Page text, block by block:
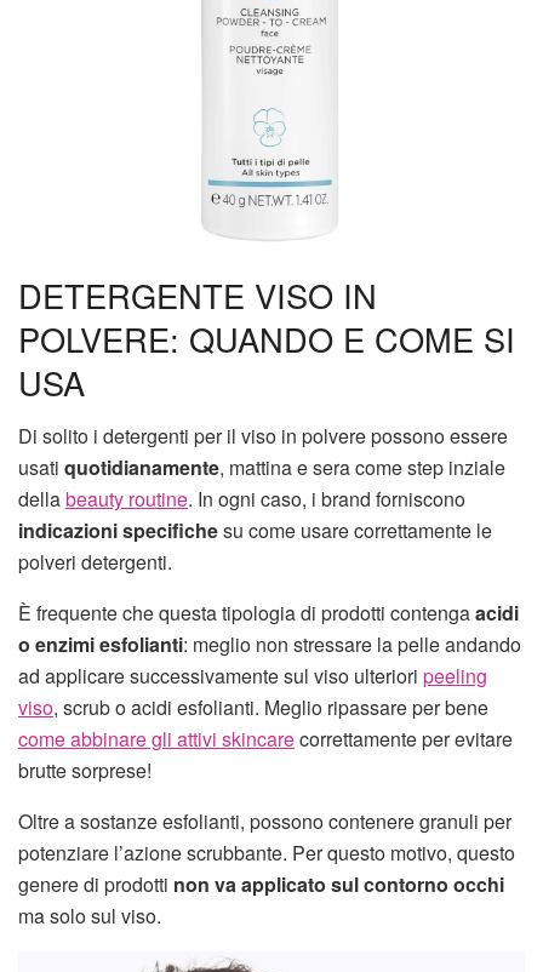
DETERGENTE VISO IN
POLVERE: QUANDO E COME SI
USA
Di solito i detergenti per il viso in polvere possono essere
usati quotidianamente, mattina e sera come step inziale
dellabeauty routine. In ogni caso, i brand forniscono
indicazioni specifichesu come usare correttamente le
polveri detergenti.
È frequente che questa tipologia di prodotti contengaacidi
o enzimi esfolianti: meglio non stressare la pelle andando
ad applicare successivamente sul viso ulteriori peeling
viso, scrub o acidi esfolianti. Meglio ripassare per bene
come abbinare gli attivi skincarecorrettamente per evitare
brutte sorprese!
Oltre a sostanze esfolianti, possono contenere granuli per
potenziare l’azione scrubbante. Per questo motivo, questo
genere di prodotti non va applicato sul contorno occhi
ma solo sul viso.